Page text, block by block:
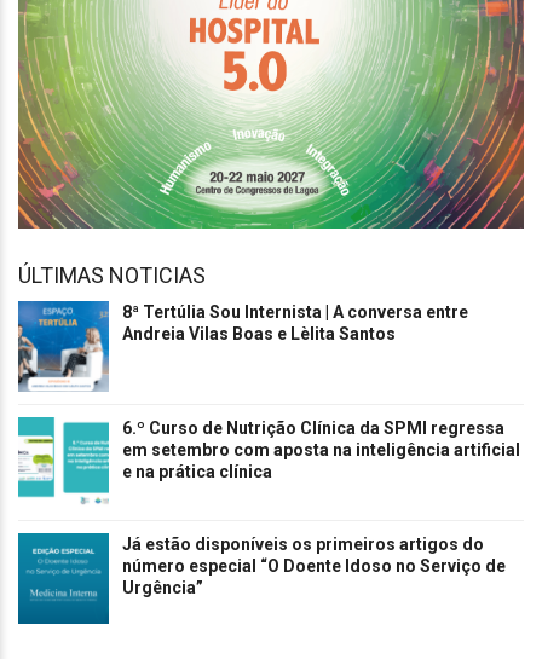
ÚLTIMAS NOTICIAS
8ª Tertúlia Sou Internista | A conversa entre
Andreia Vilas Boas e Lèlita Santos
6.º Curso de Nutrição Clínica da SPMI regressa
em setembro com aposta na inteligência artificial
e na prática clínica
Já estão disponíveis os primeiros artigos do
número especial “O Doente Idoso no Serviço de
Urgência”